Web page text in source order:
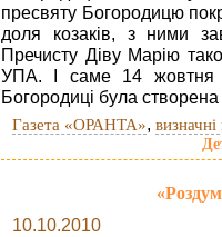
пресвяту Богородицю
доля козаків, з ними
Пречисту Діву Марію
УПА. І саме 14 жовтня
Богородиці була
Газета «ОРАНТА», визначні
10.10.2010